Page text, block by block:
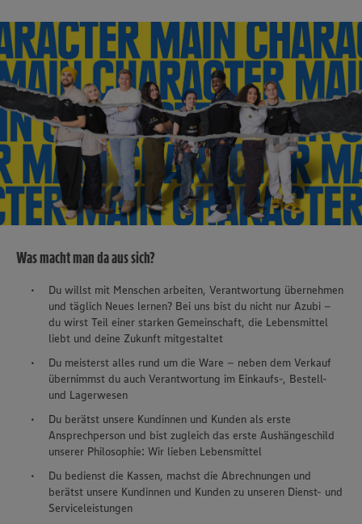
Was macht man da aus sich?
Du willst mit Menschen arbeiten, Verantwortung übernehmen
und täglich Neues lernen? Bei uns bist du nicht nur Azubi –
du wirst Teil einer starken Gemeinschaft, die Lebensmittel
liebt und deine Zukunft mitgestaltet
Du meisterst alles rund um die Ware – neben dem Verkauf
übernimmst du auch Verantwortung im Einkaufs-, Bestell-
und Lagerwesen
Du berätst unsere Kundinnen und Kunden als erste
Ansprechperson und bist zugleich das erste Aushängeschild
unserer Philosophie: Wir lieben Lebensmittel
Du bedienst die Kassen, machst die Abrechnungen und
berätst unsere Kundinnen und Kunden zu unseren Dienst- und
Serviceleistungen